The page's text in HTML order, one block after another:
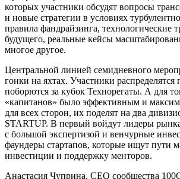
которых участники обсудят вопросы
и новые стратегии в условиях
правила фандрайзинга, технологические
будущего, реальные кейсы
многое другое.
Центральной линией семидневного
гонки на яхтах. Участники распределятся
поборются за кубок Технорегаты. А для
«капитанов» было эффективным и
для всех сторон, их поделят на два
STARTUP. В первый войдут лидеры
с большой экспертизой и венчурные
фаундеры стартапов, которые ищут пути
инвестиции и поддержку менторов.
Анастасия Чуприна, СЕО сообщества